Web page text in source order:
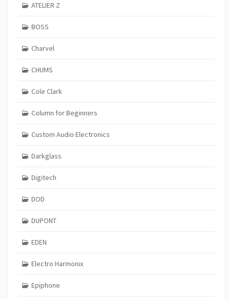
ATELIER Z
BOSS
Charvel
CHUMS
Cole Clark
Column for Beginners
Custom Audio Electronics
Darkglass
Digitech
DOD
DUPONT
EDEN
Electro Harmonix
Epiphone